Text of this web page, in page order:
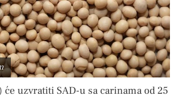
uzvratiti SAD-u sa carinama od 25